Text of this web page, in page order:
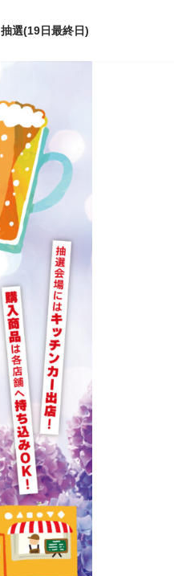
抽選(19日最終日)